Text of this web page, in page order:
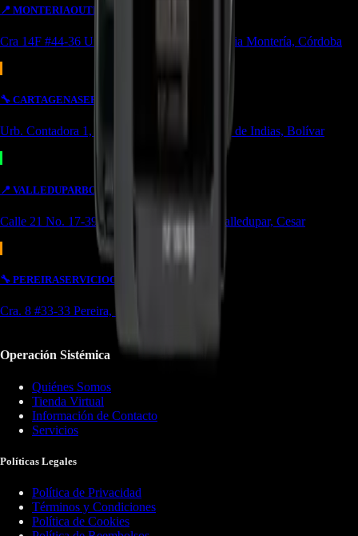
📍 MONTERIAOUTLET
Cra 14F #44-36 Urbanización Portal de Almeria Montería, Córdoba
🔧 CARTAGENASERVICIO
Urb. Contadora 1, Cra. 69 #31a-37 Cartagena de Indias, Bolívar
📍 VALLEDUPARBODEGA/OUTLET
Calle 21 No. 17-39 Local 4 Simón bolivar Valledupar, Cesar
🔧 PEREIRASERVICIOOUTLET
Cra. 8 #33-33 Pereira, Risaralda
Operación Sistémica
Quiénes Somos
Tienda Virtual
Información de Contacto
Servicios
Políticas Legales
Política de Privacidad
Términos y Condiciones
Política de Cookies